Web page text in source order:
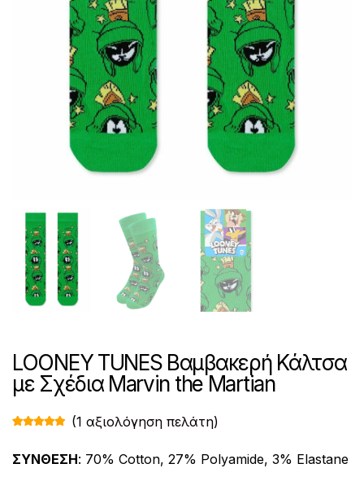
LOONEY TUNES Βαμβακερή Κάλτσα
με Σχέδια Marvin the Martian
5.00από 5
με βάση
(1 αξιολόγηση πελάτη)
ΣΥΝΘΕΣΗ: 70% Cotton, 27% Polyamide, 3% Elastane